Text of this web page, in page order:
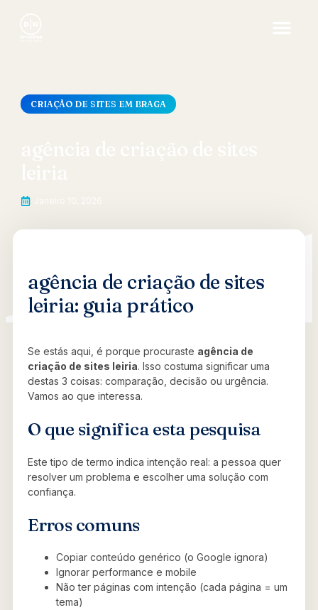
CRIAÇÃO DE SITES EM BRAGA
agência de criação de sites
leiria: guia prático
Se estás aqui, é porque procuraste agência de
criação de sites leiria. Isso costuma significar uma
destas 3 coisas: comparação, decisão ou urgência.
Vamos ao que interessa.
O que significa esta pesquisa
Este tipo de termo indica intenção real: a pessoa quer
resolver um problema e escolher uma solução com
confiança.
Erros comuns
Copiar conteúdo genérico (o Google ignora)
Ignorar performance e mobile
Não ter páginas com intenção (cada página = um
tema)